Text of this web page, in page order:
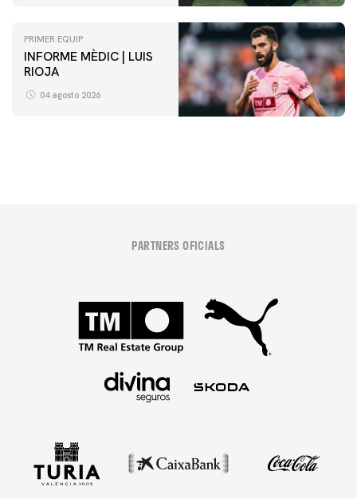
PRIMER EQUIP
INFORME MÈDIC | LUIS
RIOJA
04 agosto 2026
VCF FEMENÍ
ENTRENAMENT DEL VALENCIA CF FEMENÍ (04/08/26)
PARTNERS OFICIALS